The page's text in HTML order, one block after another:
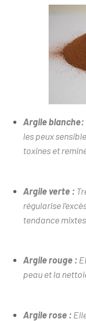
Argile blanche:
les peux
toxines et
Argile verte :
régularise
tendance
Argile rouge :
peau et la
Argile rose :